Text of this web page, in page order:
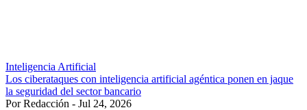
Inteligencia Artificial
Los ciberataques con inteligencia artificial agéntica ponen en jaque
la seguridad del sector bancario
Por Redacción - Jul 24, 2026